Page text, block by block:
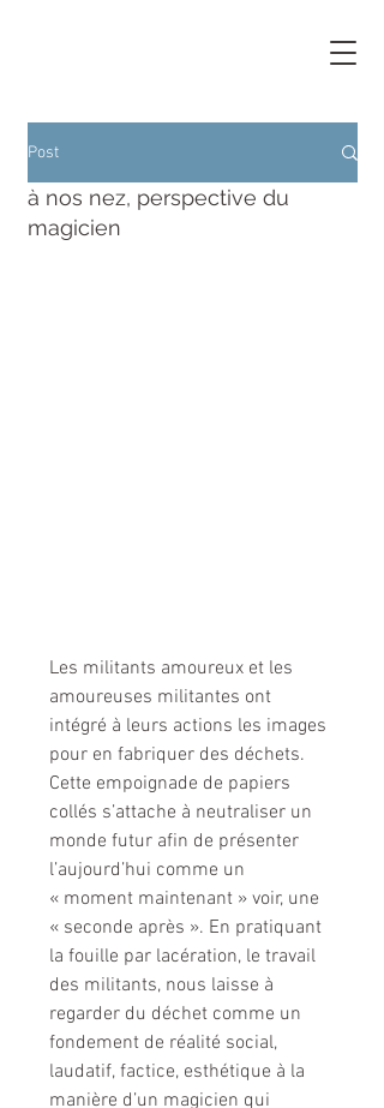
Post
à nos nez, perspective du
magicien
Les militants amoureux et les
amoureuses militantes ont
intégré à leurs actions les images
pour en fabriquer des déchets.
Cette empoignade de papiers
collés s’attache à neutraliser un
monde futur afin de présenter
l’aujourd’hui comme un
« moment maintenant » voir, une
« seconde après ». En pratiquant
la fouille par lacération, le travail
des militants, nous laisse à
regarder du déchet comme un
fondement de réalité social,
laudatif, factice, esthétique à la
manière d’un magicien qui